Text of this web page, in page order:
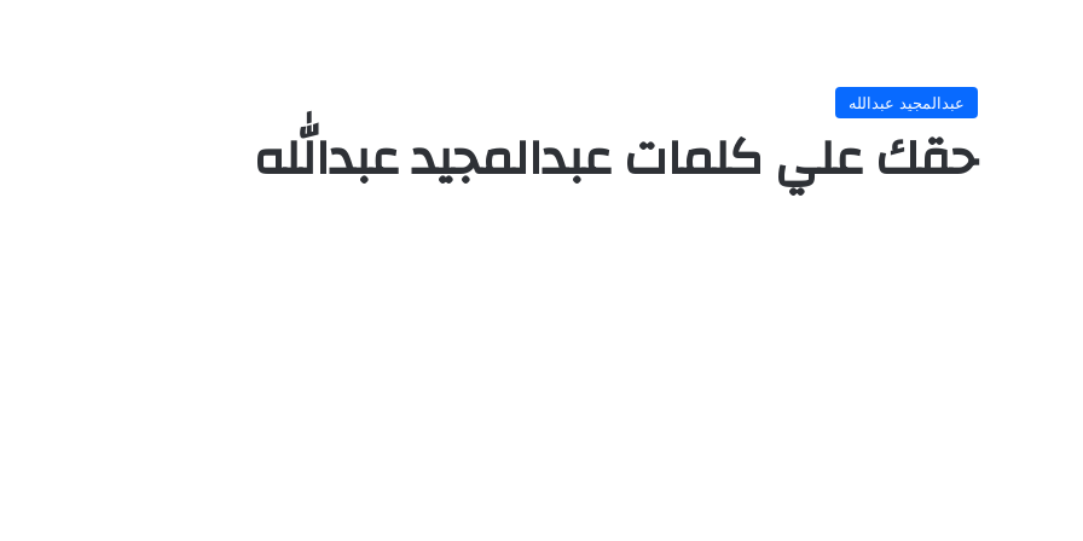
عبدالمجيد عبدالله
حقك علي كلمات عبدالمجيد عبدالله